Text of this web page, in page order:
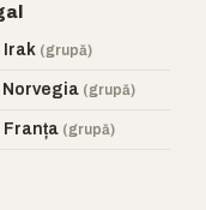
Irak (grupă)
(grupă)
Franța (grupă)